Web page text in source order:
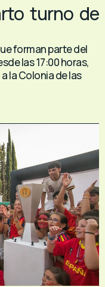
turno de
forman parte del
las 17:00 horas,
la Colonia de las